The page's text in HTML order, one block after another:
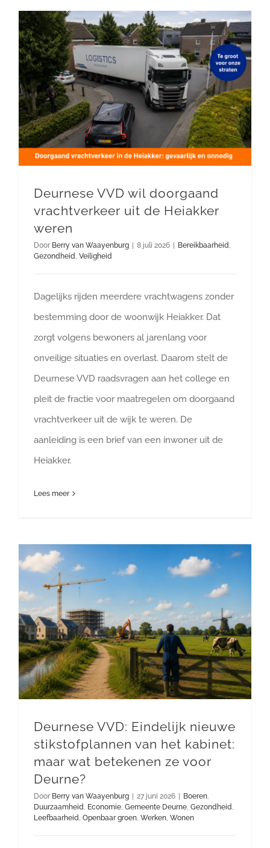
DOE MEE
Deurnese VVD wil doorgaand
vrachtverkeer uit de Heiakker
weren
Door Berry van Waayenburg 8 juli 2026 Bereikbaarheid,
Gezondheid, Veiligheid
Dagelijks rijden meerdere vrachtwagens zonder
bestemming door de woonwijk Heiakker. Dat
zorgt volgens bewoners al jarenlang voor
onveilige situaties en overlast. Daarom stelt de
Deurnese VVD raadsvragen aan het college en
pleit de fractie voor maatregelen om doorgaand
vrachtverkeer uit de wijk te weren. De
aanleiding is een brief van een inwoner uit de
Heiakker.
Lees meer
Deurnese VVD: Eindelijk nieuwe
stikstofplannen van het kabinet:
maar wat betekenen ze voor
Deurne?
Door Berry van Waayenburg 27 juni 2026 Boeren,
Duurzaamheid, Economie, Gemeente Deurne, Gezondheid,
Leefbaarheid, Openbaar groen, Werken, Wonen